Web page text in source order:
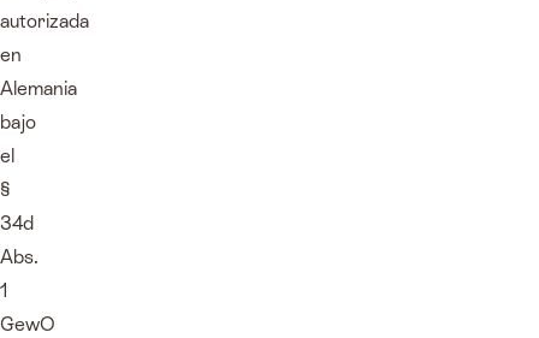
autorizada
en
Alemania
bajo
el
§
34d
Abs.
1
GewO